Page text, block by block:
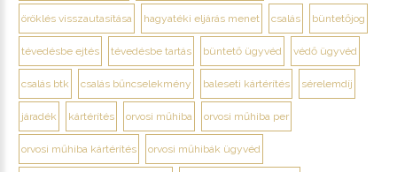
öröklés visszautasítása hagyatéki eljárás menet csalás büntetőjog
tévedésbe ejtés tévedésbe tartás büntető ügyvéd védő ügyvéd
csalás btk csalás bűncselekmény baleseti kártérítés sérelemdíj
járadék kártérítés orvosi műhiba orvosi műhiba per
orvosi műhiba kártérítés orvosi műhibák ügyvéd